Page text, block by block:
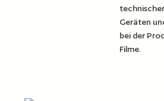
Geräten
bei der
Filme.